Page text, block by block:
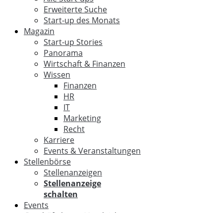
Erweiterte Suche
Start-up des Monats
Magazin
Start-up Stories
Panorama
Wirtschaft & Finanzen
Wissen
Finanzen
HR
IT
Marketing
Recht
Karriere
Events & Veranstaltungen
Stellenbörse
Stellenanzeigen
Stellenanzeige
schalten
Events